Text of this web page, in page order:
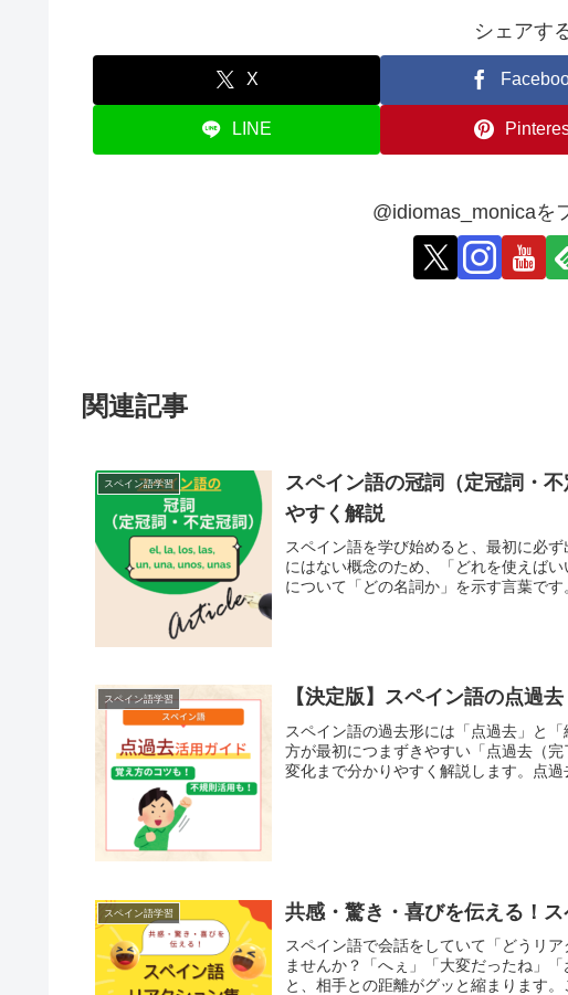
シェアす
X
LINE
@idiomas_monicaを
関連記事
スペイン語学習
スペイン語の冠詞（定冠詞・
やすく解説
スペイン語を学び始めると、最初に必
にはない概念のため、「どれを使えば
について「どの名詞か」を示す言葉で
スペイン語学習 【決定版】スペイン語の点過
スペイン語の過去形には「点過去」と
方が最初につまずきやすい「点過去（
変化まで分かりやすく解説します。点過
スペイン語学習 共感・驚き・喜びを伝える！
スペイン語で会話をしていて「どうリ
ませんか？「へぇ」「大変だったね」
と、相手との距離がグッと縮まります